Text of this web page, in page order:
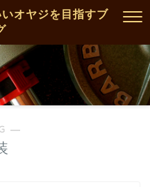
オヤジを目指すブ
―